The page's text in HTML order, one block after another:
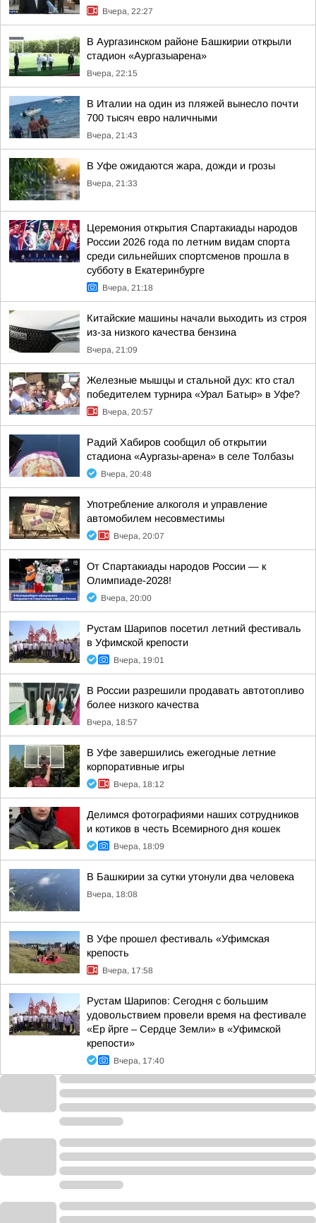
Вчера, 22:27
В Аургазинском районе Башкирии открыли
стадион «Аургазыарена»
Вчера, 22:15
В Италии на один из пляжей вынесло почти
700 тысяч евро наличными
Вчера, 21:43
В Уфе ожидаются жара, дожди и грозы
Вчера, 21:33
Церемония открытия Спартакиады народов
России 2026 года по летним видам спорта
среди сильнейших спортсменов прошла в
субботу в Екатеринбурге
Вчера, 21:18
Китайские машины начали выходить из строя
из-за низкого качества бензина
Вчера, 21:09
Железные мышцы и стальной дух: кто стал
победителем турнира «Урал Батыр» в Уфе?
Вчера, 20:57
Радий Хабиров сообщил об открытии
стадиона «Аургазы-арена» в селе Толбазы
Вчера, 20:48
Употребление алкоголя и управление
автомобилем несовместимы
Вчера, 20:07
От Спартакиады народов России — к
Олимпиаде-2028!
Вчера, 20:00
Рустам Шарипов посетил летний фестиваль
в Уфимской крепости
Вчера, 19:01
В России разрешили продавать автотопливо
более низкого качества
Вчера, 18:57
В Уфе завершились ежегодные летние
корпоративные игры
Вчера, 18:12
Делимся фотографиями наших сотрудников
и котиков в честь Всемирного дня кошек
Вчера, 18:09
В Башкирии за сутки утонули два человека
Вчера, 18:08
В Уфе прошел фестиваль «Уфимская
крепость
Вчера, 17:58
Рустам Шарипов: Сегодня с большим
удовольствием провели время на фестивале
«Ер йрге – Сердце Земли» в «Уфимской
крепости»
Вчера, 17:40